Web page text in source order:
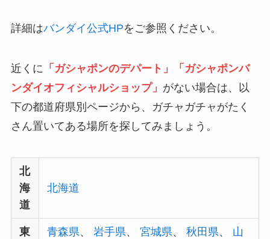
詳細はバンダイ公式HPをご参照ください。
近くに 「ガシャポンのデパート」「ガシャポンバ
ンダイオフィシャルショップ」 がない場合は、以
下の都道府県別ページから、ガチャガチャがたく
さん置いてある場所を探してみましょう。
北
海
道
北海道
東
青森県、岩手県、宮城県、秋田県、 山